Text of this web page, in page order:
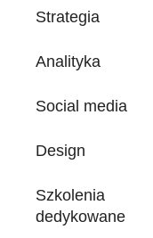
Strategia
Analityka
Social media
Design
Szkolenia
dedykowane